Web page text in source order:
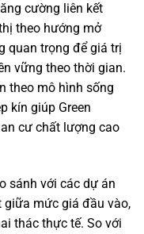
cường liên kết
theo hướng mở
quan trọng để giá trị
vững theo thời gian.
theo mô hình sống
kín giúp Green
cư chất lượng cao
sánh với các dự án
giữa mức giá đầu vào,
thác thực tế. So với